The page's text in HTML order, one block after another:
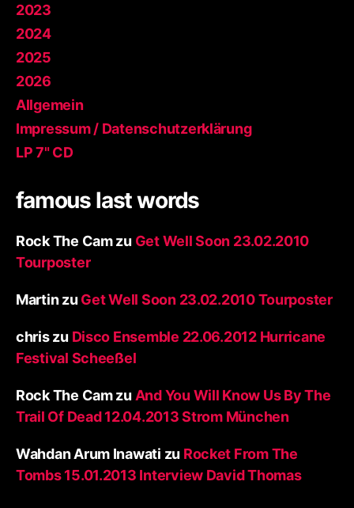
2023
2024
2025
2026
Allgemein
Impressum / Datenschutzerklärung
LP 7" CD
famous last words
Rock The Camzu Get Well Soon 23.02.2010
Tourposter
Martinzu Get Well Soon 23.02.2010 Tourposter
chriszu Disco Ensemble 22.06.2012 Hurricane
Festival Scheeßel
Rock The Camzu And You Will Know Us By The
Trail Of Dead 12.04.2013 Strom München
Wahdan Arum Inawati zu Rocket From The
Tombs 15.01.2013 Interview David Thomas